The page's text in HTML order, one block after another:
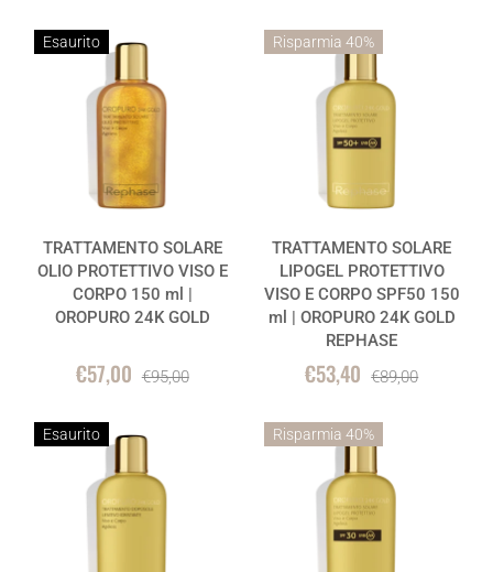
Esaurito
TRATTAMENTO SOLARE
OLIO PROTETTIVO VISO E
CORPO 150 ml |
OROPURO 24K GOLD
€57,00 €95,00
Risparmia 40%
TRATTAMENTO SOLARE
LIPOGEL PROTETTIVO
VISO E CORPO SPF50 150
ml | OROPURO 24K GOLD
REPHASE
€53,40 €89,00
Esaurito Risparmia 40%